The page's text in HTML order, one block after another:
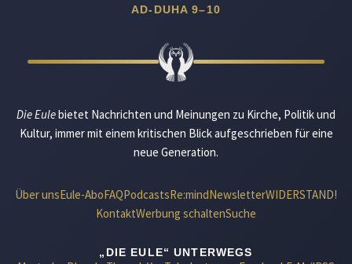
AD-DUHA 9–10
Die Eulebietet Nachrichten und Meinungen zu Kirche, Politik und
Kultur, immer mit einem kritischen Blick aufgeschrieben für eine
neue Generation.
Über unsEule-AboFAQPodcastsRe:mindNewsletterWIDERSTAND!
KontaktWerbung schaltenSuche
„DIE EULE“ UNTERWEGS